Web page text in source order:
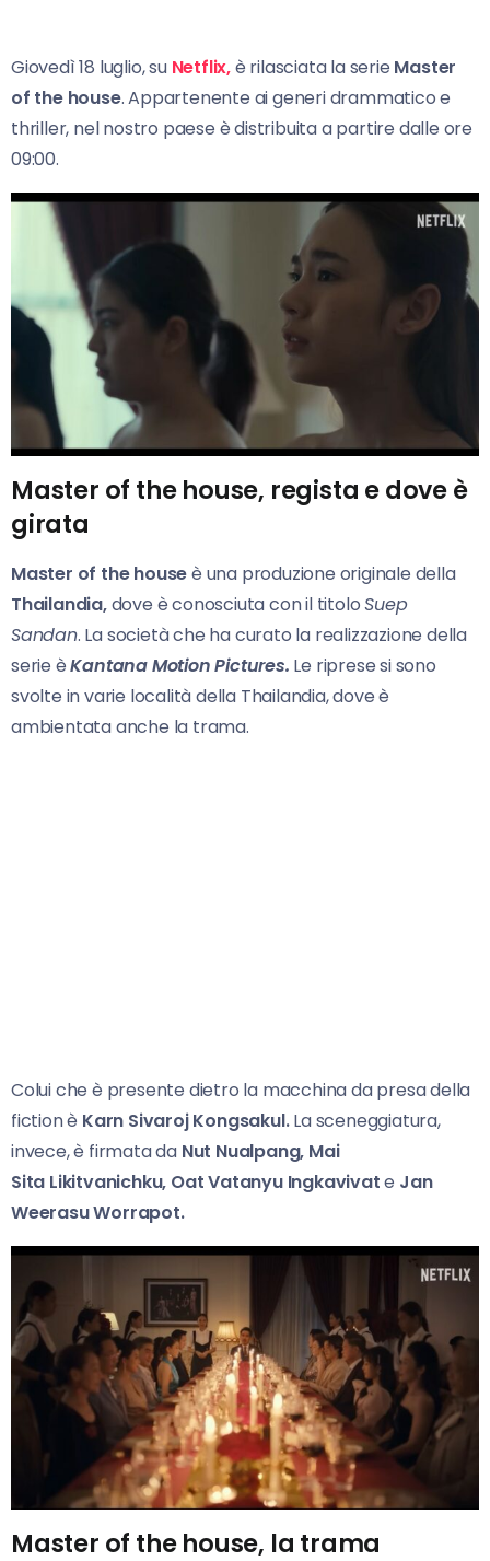
Giovedì 18 luglio, su Netflix,è rilasciata la serie Master
of the house. Appartenente ai generi drammatico e
thriller, nel nostro paese è distribuita a partire dalle ore
09:00.
Master of the house, regista e dove è
girata
Master of the houseè una produzione originale della
Thailandia,dove è conosciuta con il titoloSuep
Sandan. La società che ha curato la realizzazione della
serie èKantana Motion Pictures. Le riprese si sono
svolte in varie località della Thailandia, dove è
ambientata anche la trama.
Colui che è presente dietro la macchina da presa della
fiction è Karn Sivaroj Kongsakul.La sceneggiatura,
invece, è firmata da Nut Nualpang, Mai
Sita Likitvanichku, Oat Vatanyu Ingkavivate Jan
Weerasu Worrapot.
Master of the house, la trama